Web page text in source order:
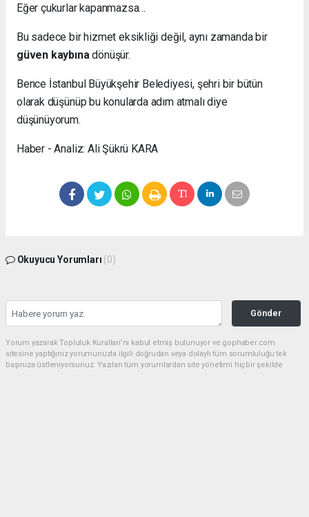
Eğer çukurlar kapanmazsa…
Bu sadece bir hizmet eksikliği değil, aynı zamanda bir
güven kaybına dönüşür.
Bence İstanbul Büyükşehir Belediyesi, şehri bir bütün
olarak düşünüp bu konularda adım atmalı diye
düşünüyorum.
Haber - Analiz: Ali Şükrü KARA
Okuyucu Yorumları (0)
Gönder
Yorum yazarak Topluluk Kuralları’nı kabul etmiş bulunuyor ve gophaber.com
sitesine yaptığınız yorumunuzla ilgili doğrudan veya dolaylı tüm sorumluluğu tek
başınıza üstleniyorsunuz. Yazılan tüm yorumlardan site yönetimi hiçbir şekilde